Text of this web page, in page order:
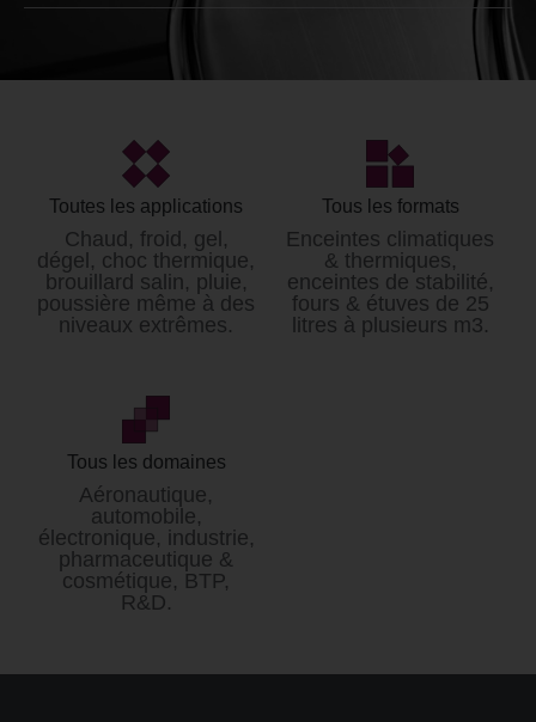
Toutes les applications
Chaud, froid, gel,
dégel, choc thermique,
brouillard salin, pluie,
poussière même à des
niveaux extrêmes.
Tous les formats
Enceintes climatiques
& thermiques,
enceintes de stabilité,
fours & étuves de 25
litres à plusieurs m3.
Tous les domaines
Aéronautique,
automobile,
électronique, industrie,
pharmaceutique &
cosmétique, BTP,
R&D.
Générateur climatique
*Données non contractuelles et modifiables sans
préavis.
Tarifs hors prestation de livraison et mise en service.